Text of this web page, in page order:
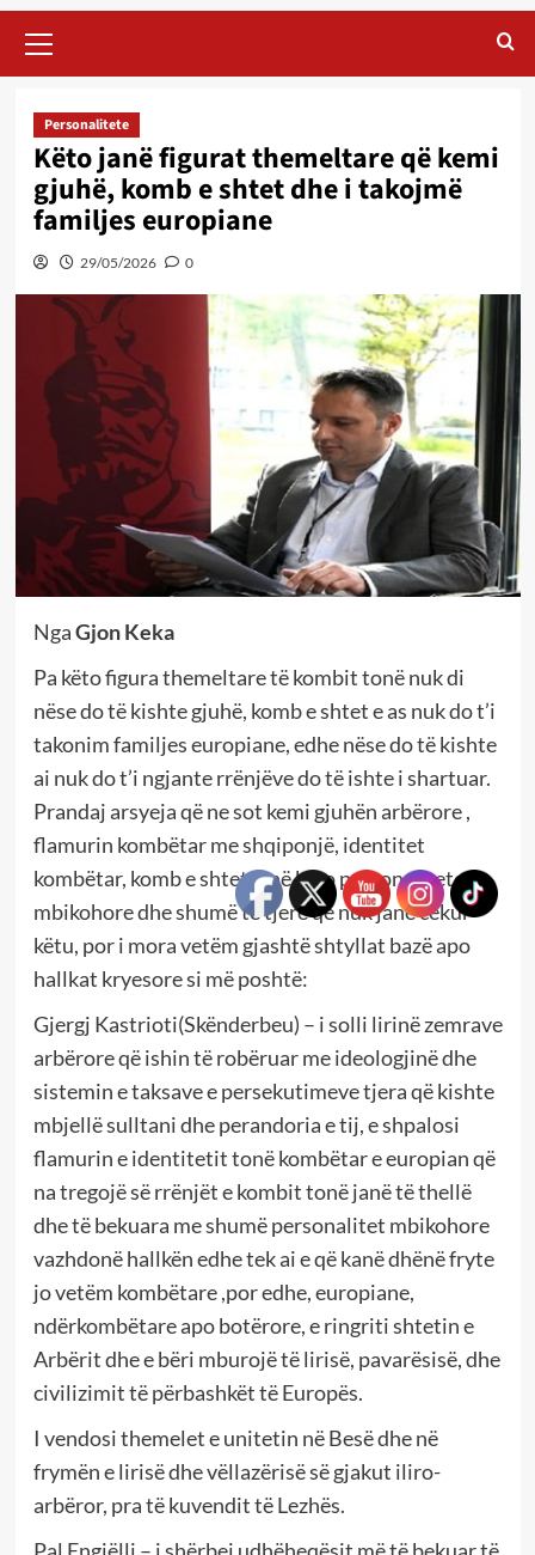
Menu
Personalitete
Këto janë figurat themeltare që kemi
gjuhë, komb e shtet dhe i takojmë
familjes europiane
29/05/2026 0
NgaGjon Keka
Pa këto figura themeltare të kombit tonë nuk di
nëse do të kishte gjuhë, komb e shtet e as nuk do t’i
takonim familjes europiane, edhe nëse do të kishte
ai nuk do t’i ngjante rrënjëve do të ishte i shartuar.
Prandaj arsyeja që ne sot kemi gjuhën arbërore ,
flamurin kombëtar me shqiponjë, identitet
kombëtar, komb e shtet janë këto personalitete
mbikohore dhe shumë të tjerë që nuk janë cekur
këtu, por i mora vetëm gjashtë shtyllat bazë apo
hallkat kryesore si më poshtë:
Gjergj Kastrioti(Skënderbeu) – i solli lirinë zemrave
arbërore që ishin të robëruar me ideologjinë dhe
sistemin e taksave e persekutimeve tjera që kishte
mbjellë sulltani dhe perandoria e tij, e shpalosi
flamurin e identitetit tonë kombëtar e europian që
na tregojë së rrënjët e kombit tonë janë të thellë
dhe të bekuara me shumë personalitet mbikohore
vazhdonë hallkën edhe tek ai e që kanë dhënë fryte
jo vetëm kombëtare ,por edhe, europiane,
ndërkombëtare apo botërore, e ringriti shtetin e
Arbërit dhe e bëri mburojë të lirisë, pavarësisë, dhe
civilizimit të përbashkët të Europës.
I vendosi themelet e unitetin në Besë dhe në
frymën e lirisë dhe vëllazërisë së gjakut iliro-
arbëror, pra të kuvendit të Lezhës.